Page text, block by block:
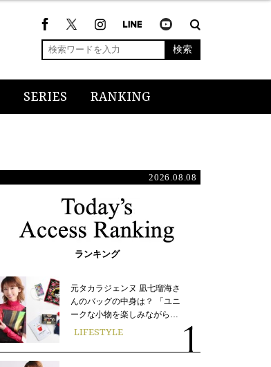
検索
SERIES RANKING
2026.08.08
ランキング
元タカラジェンヌ 凪七瑠海さ
んのバッグの中身は？ 「ユニ
ークな小物を楽しみながら…
LIFESTYLE